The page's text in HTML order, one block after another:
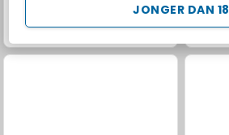
JONGER DAN 18
Trollface Quest: USA 2